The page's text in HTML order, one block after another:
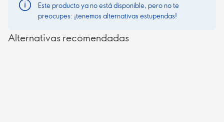
Este producto ya no está disponible, pero no te
preocupes: ¡tenemos alternativas estupendas!
Alternativas recomendadas